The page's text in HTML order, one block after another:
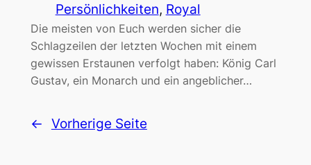
Persönlichkeiten, Royal
Die meisten von Euch werden sicher die
Schlagzeilen der letzten Wochen mit einem
gewissen Erstaunen verfolgt haben: König Carl
Gustav, ein Monarch und ein angeblicher…
← Vorherige Seite